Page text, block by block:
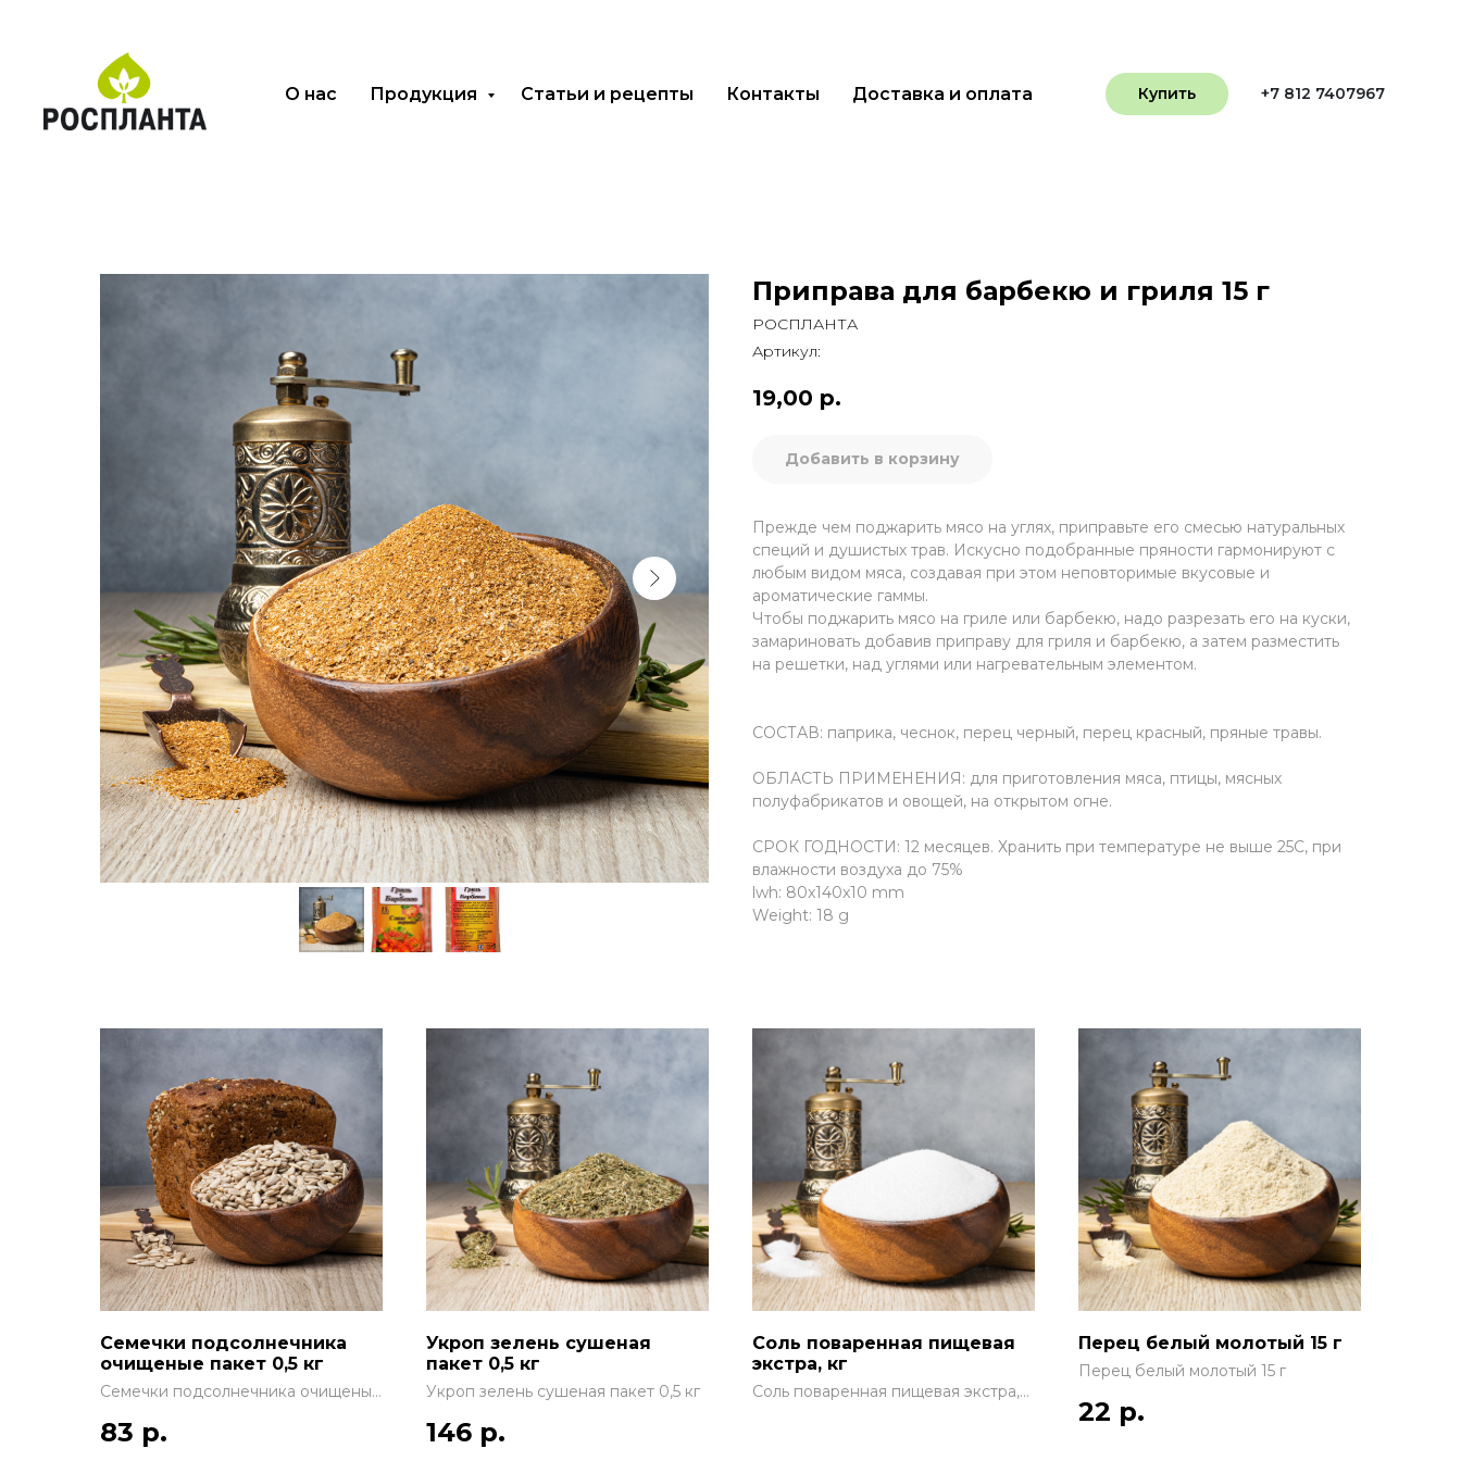
О нас Продукция Статьи и рецепты Контакты Доставка и оплата Купить +7 812 7407967
Приправа для барбекю и гриля 15 г
РОСПЛАНТА
Артикул:
19,00 р.
Добавить в корзину
Прежде чем поджарить мясо на углях, приправьте его смесью натуральных
специй и душистых трав. Искусно подобранные пряности гармонируют с
любым видом мяса, создавая при этом неповторимые вкусовые и
ароматические гаммы.
Чтобы поджарить мясо на гриле или барбекю, надо разрезать его на куски,
замариновать добавив приправу для гриля и барбекю, а затем разместить
на решетки, над углями или нагревательным элементом.
СОСТАВ: паприка, чеснок, перец черный, перец красный, пряные травы.
ОБЛАСТЬ ПРИМЕНЕНИЯ: для приготовления мяса, птицы, мясных
полуфабрикатов и овощей, на открытом огне.
СРОК ГОДНОСТИ: 12 месяцев. Хранить при температуре не выше 25С, при
влажности воздуха до 75%
lwh: 80x140x10 mm
Weight: 18 g
Семечки подсолнечника
очищеные пакет 0,5 кг
Семечки подсолнечника очищеные
83 р.
Укроп зелень сушеная
пакет 0,5 кг
Укроп зелень сушеная пакет 0,5 кг
146 р.
Соль поваренная пищевая
экстра, кг
Соль поваренная пищевая экстра,
Перец белый молотый 15 г
Перец белый молотый 15 г
22 р.